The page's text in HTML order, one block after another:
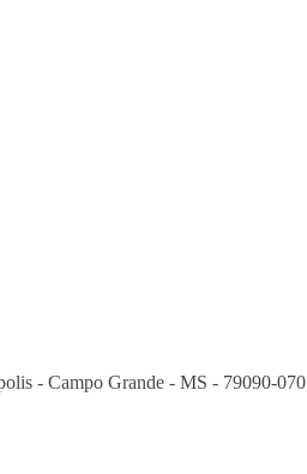
- Campo Grande - MS - 79090-070